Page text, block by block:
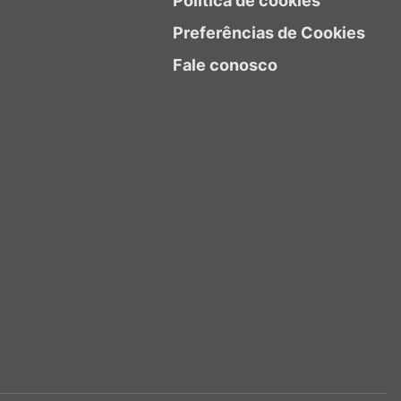
Preferências de Cookies
Fale conosco